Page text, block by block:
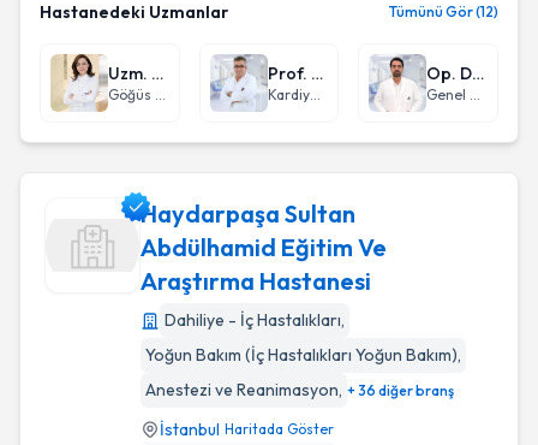
Hastanedeki Uzmanlar Tümünü Gör (12)
Uzm. Dr. Seha Akduman
Göğüs Hastalıkları
Prof. Dr. Olcay Özveren
Kardiyoloji
Op. Dr. Anıl Ergin
Genel Cerrahi
Haydarpaşa Sultan Abdülhamid Eğitim Ve Araştırma
Haydarpaşa Sultan
Abdülhamid Eğitim Ve
Araştırma Hastanesi
Dahiliye - İç Hastalıkları,
Yoğun Bakım (İç Hastalıkları Yoğun Bakım),
Anestezi ve Reanimasyon, + 36 diğer branş
İstanbul Haritada Göster